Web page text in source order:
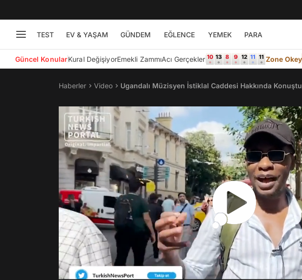
TEST EV & YAŞAM GÜNDEM EĞLENCE YEMEK PARA
Güncel KonularKural DeğişiyorEmekli ZammıAcı Gerçekler Zone Okey
Haberler Video Ugandalı Müzisyen İstiklal Caddesi Hakkında